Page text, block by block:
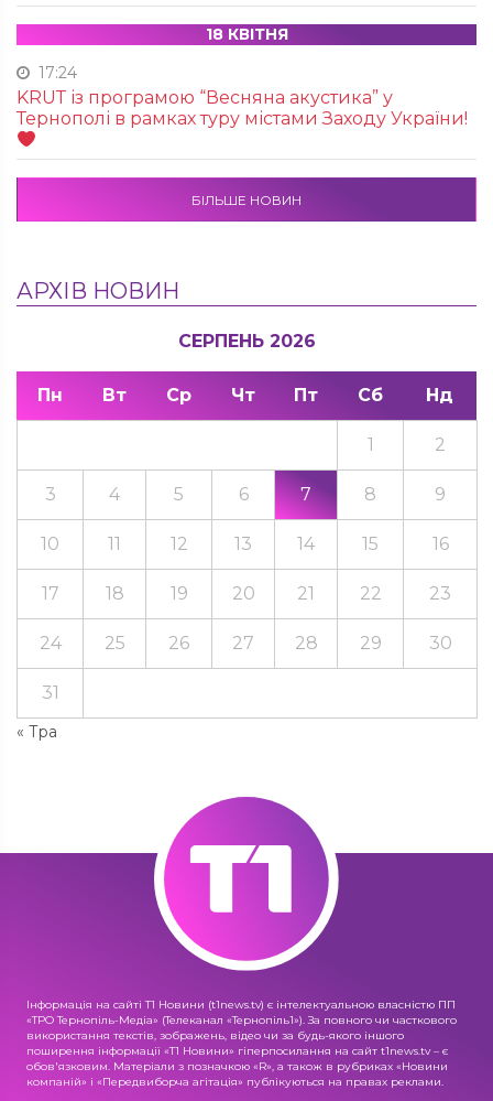
18 КВІТНЯ
17:24
KRUТ із програмою “Весняна акустика” у
Тернополі в рамках туру містами Заходу України!
БІЛЬШЕ НОВИН
АРХІВ НОВИН
СЕРПЕНЬ 2026
Пн Вт Ср Чт Пт Сб Нд
« Тра
1 2
3 4 5 6 7 8 9
10 11 12 13 14 15 16
17 18 19 20 21 22 23
24 25 26 27 28 29 30
31
Інформація на сайті Т1 Новини (t1news.tv) є інтелектуальною власністю ПП
«ТРО Тернопіль-Медіа» (Телеканал «Тернопіль1»). За повного чи часткового
використання текстів, зображень, відео чи за будь-якого іншого
поширення інформації «Т1 Новини» гіперпосилання на сайт t1news.tv – є
обов'язковим. Матеріали з позначкою «R», а також в рубриках «Новини
компаній» і «Передвиборча агітація» публікуються на правах реклами.